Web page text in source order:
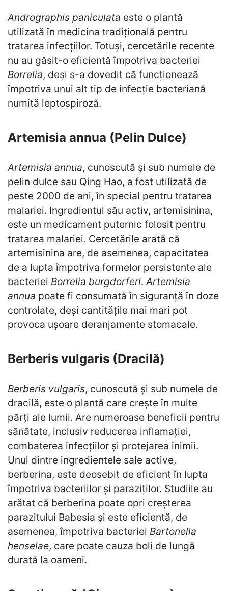
Andrographis paniculata este o plantă
utilizată în medicina tradițională pentru
tratarea infecțiilor. Totuși, cercetările recente
nu au găsit-o eficientă împotriva bacteriei
Borrelia, deși s-a dovedit că funcționează
împotriva unui alt tip de infecție bacteriană
numită leptospiroză.
Artemisia annua (Pelin Dulce)
Artemisia annua, cunoscută și sub numele de
pelin dulce sau Qing Hao, a fost utilizată de
peste 2000 de ani, în special pentru tratarea
malariei. Ingredientul său activ, artemisinina,
este un medicament puternic folosit pentru
tratarea malariei. Cercetările arată că
artemisinina are, de asemenea, capacitatea
de a lupta împotriva formelor persistente ale
bacteriei Borrelia burgdorferi.Artemisia
annua poate fi consumată în siguranță în doze
controlate, deși cantitățile mai mari pot
provoca ușoare deranjamente stomacale.
Berberis vulgaris (Dracilă)
Berberis vulgaris, cunoscută și sub numele de
dracilă, este o plantă care crește în multe
părți ale lumii. Are numeroase beneficii pentru
sănătate, inclusiv reducerea inflamației,
combaterea infecțiilor și protejarea inimii.
Unul dintre ingredientele sale active,
berberina, este deosebit de eficient în lupta
împotriva bacteriilor și paraziților. Studiile au
arătat că berberina poate opri creșterea
parazitului Babesia și este eficientă, de
asemenea, împotriva bacteriei Bartonella
henselae, care poate cauza boli de lungă
durată la oameni.